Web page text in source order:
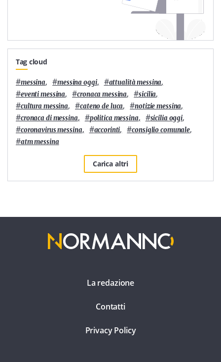
Tag cloud
#messina, #messina oggi, #attualità messina,
#eventi messina, #cronaca messina, #sicilia,
#cultura messina, #cateno de luca, #notizie messina,
#cronaca di messina, #politica messina, #sicilia oggi,
#coronavirus messina, #accorinti, #consiglio comunale,
#atm messina
Carica altri
La redazione
Contatti
Privacy Policy